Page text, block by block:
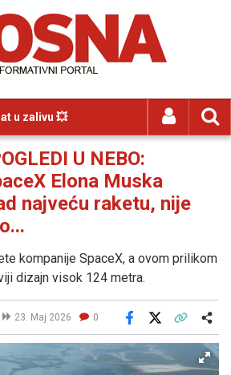
u zalivu 💥
U NEBO:
Elona Muska
najveću raketu, nije
kompanije SpaceX, a ovom prilikom
dizajn visok 124 metra.
23. Maj 2026 0
Facebook